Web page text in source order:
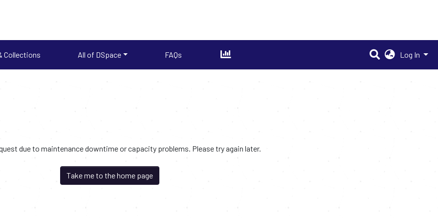
Collections All of DSpace FAQs Log In
due to maintenance downtime or capacity problems. Please try again later.
Take me to the home page